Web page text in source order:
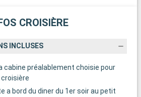
CROISIÈRE
INCLUSES
cabine préalablement choisie pour
a bord du diner du 1er soir au petit